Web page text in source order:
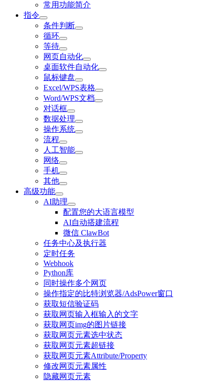
常用功能简介
指令
条件判断
循环
等待
网页自动化
桌面软件自动化
鼠标键盘
Excel/WPS表格
Word/WPS文档
对话框
数据处理
操作系统
流程
人工智能
网络
手机
其他
高级功能
AI助理
配置您的大语言模型
AI自动搭建流程
微信 ClawBot
任务中心及执行器
定时任务
Webhook
Python库
同时操作多个网页
操作指定的比特浏览器/AdsPower窗口
获取短信验证码
获取网页输入框输入的文字
获取网页img的图片链接
获取网页元素选中状态
获取网页元素超链接
获取网页元素Attribute/Property
修改网页元素属性
隐藏网页元素